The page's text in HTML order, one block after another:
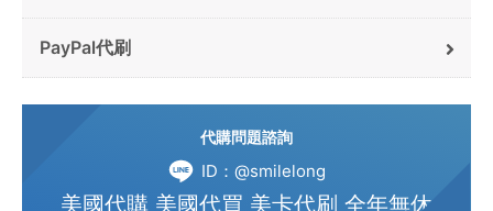
PayPal代刷
代購問題諮詢
ID：@smilelong
美國代購 美國代買 美卡代刷 全年無休